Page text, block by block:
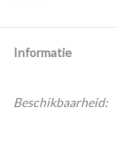
Informatie
Beschikbaarheid: